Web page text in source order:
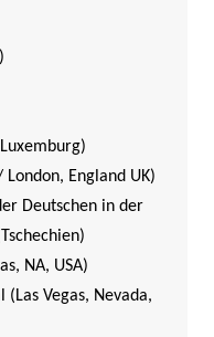
England UK)
Deutschen in der
NA, USA)
(Las Vegas, Nevada,